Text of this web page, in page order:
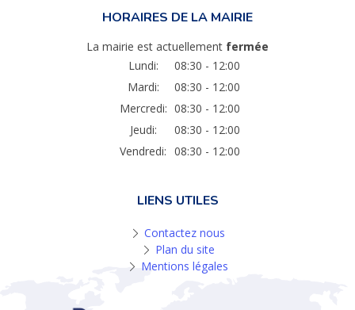
HORAIRES DE LA MAIRIE
La mairie est actuellement fermée
Lundi:
08:30 - 12:00
Mardi:
08:30 - 12:00
Mercredi: 08:30 - 12:00
Jeudi:
08:30 - 12:00
Vendredi: 08:30 - 12:00
LIENS UTILES
Contactez nous
Plan du site
Mentions légales